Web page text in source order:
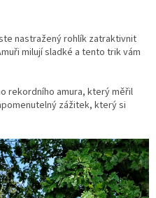
nastražený rohlík zatraktivnit
milují sladké a tento trik vám
rekordního amura, který měřil
zážitek, který si